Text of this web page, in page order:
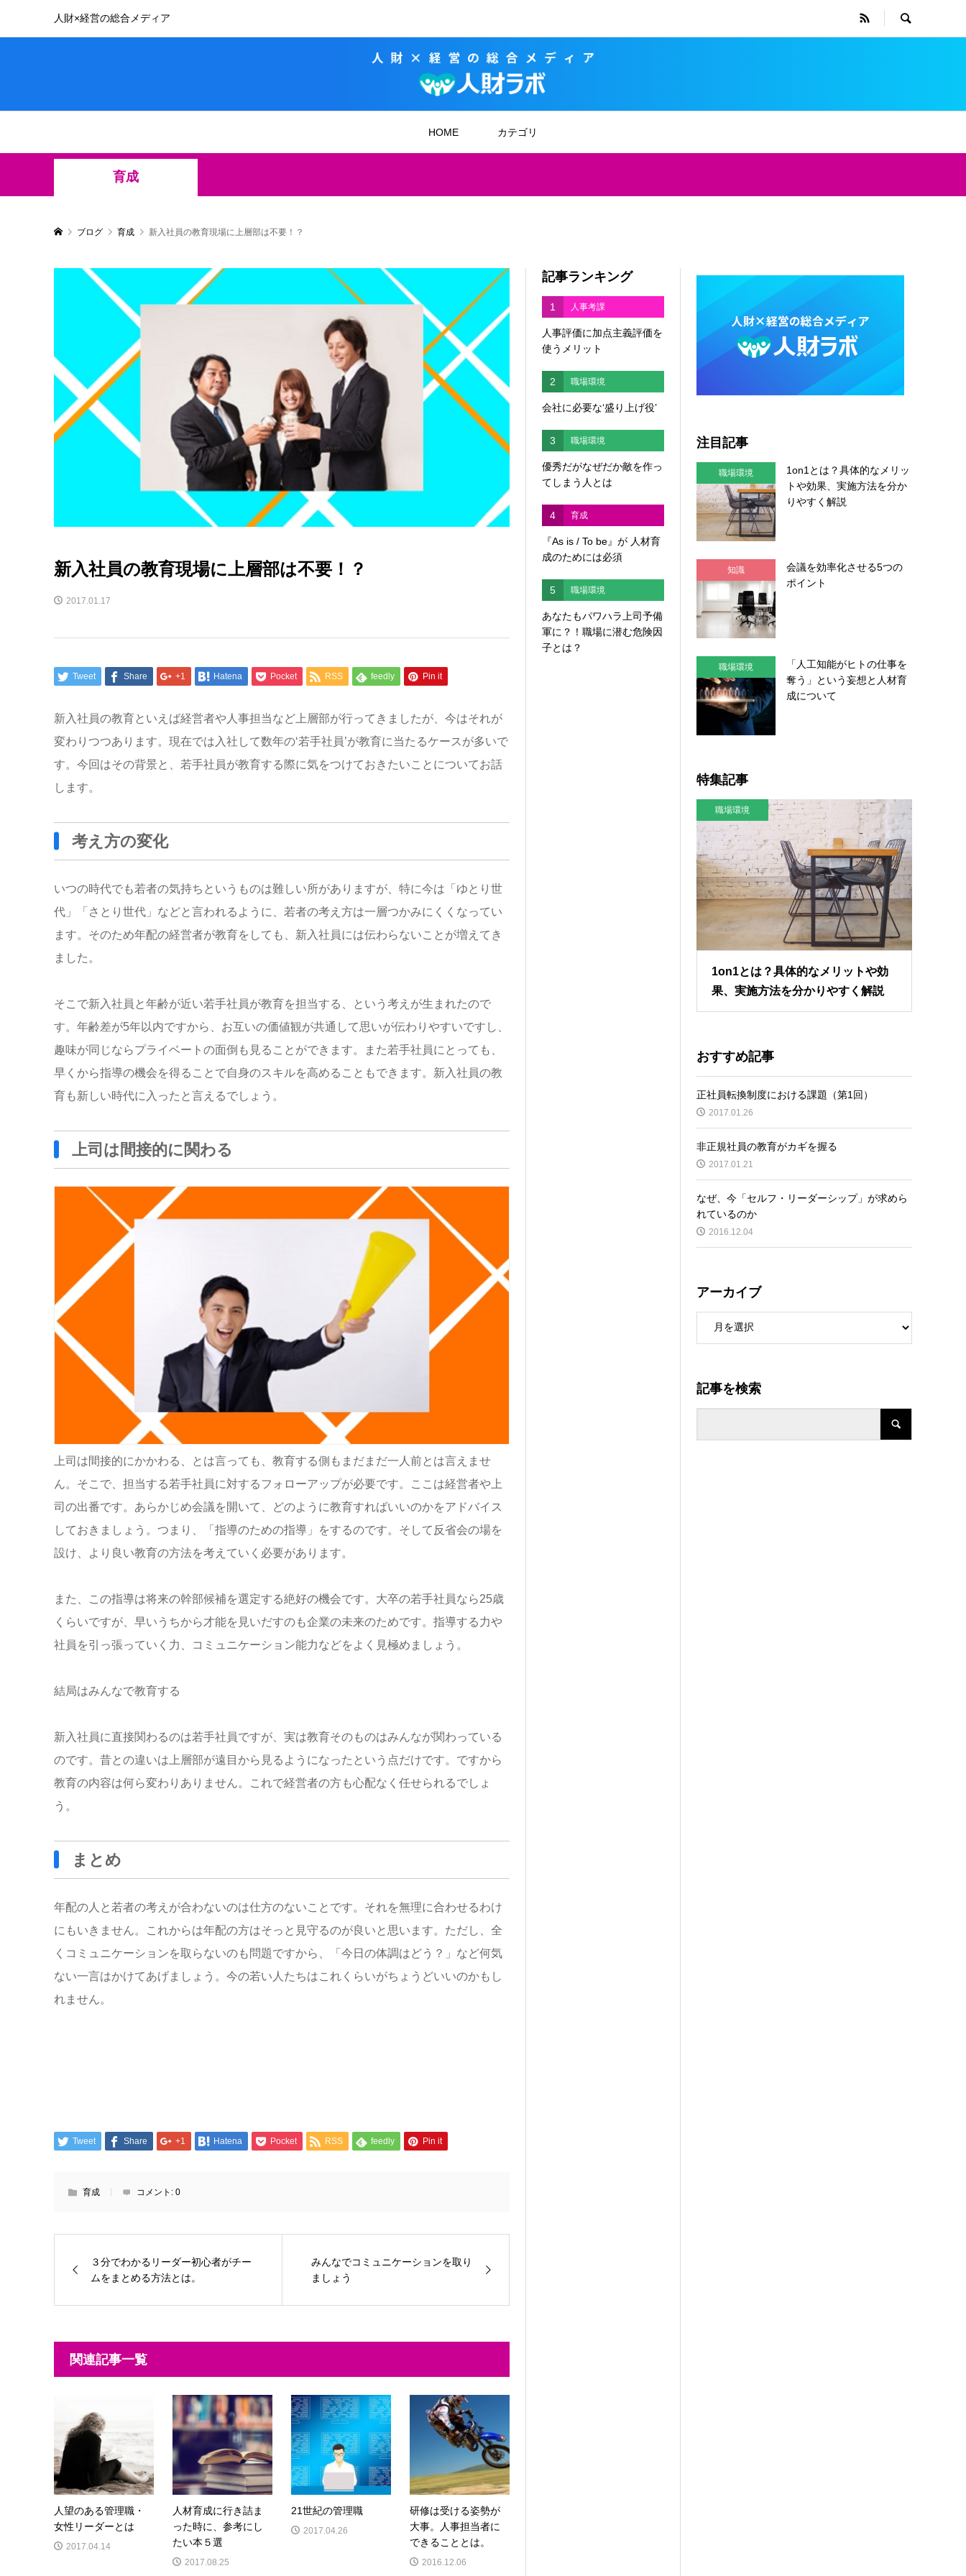
人財×経営の総合メディア
HOME カテゴリ
育成
ブログ 育成 新入社員の教育現場に上層部は不要！？
新入社員の教育現場に上層部は不要！？
2017.01.17
Tweet Share +1 Hatena Pocket RSS feedly Pin it
新入社員の教育といえば経営者や人事担当など上層部が行ってきましたが、今はそれが
変わりつつあります。現在では入社して数年の‘若手社員’が教育に当たるケースが多いで
す。今回はその背景と、若手社員が教育する際に気をつけておきたいことについてお話
します。
考え方の変化
いつの時代でも若者の気持ちというものは難しい所がありますが、特に今は「ゆとり世
代」「さとり世代」などと言われるように、若者の考え方は一層つかみにくくなってい
ます。そのため年配の経営者が教育をしても、新入社員には伝わらないことが増えてき
ました。
そこで新入社員と年齢が近い若手社員が教育を担当する、という考えが生まれたので
す。年齢差が5年以内ですから、お互いの価値観が共通して思いが伝わりやすいですし、
趣味が同じならプライベートの面倒も見ることができます。また若手社員にとっても、
早くから指導の機会を得ることで自身のスキルを高めることもできます。新入社員の教
育も新しい時代に入ったと言えるでしょう。
上司は間接的に関わる
上司は間接的にかかわる、とは言っても、教育する側もまだまだ一人前とは言えませ
ん。そこで、担当する若手社員に対するフォローアップが必要です。ここは経営者や上
司の出番です。あらかじめ会議を開いて、どのように教育すればいいのかをアドバイス
しておきましょう。つまり、「指導のための指導」をするのです。そして反省会の場を
設け、より良い教育の方法を考えていく必要があります。
また、この指導は将来の幹部候補を選定する絶好の機会です。大卒の若手社員なら25歳
くらいですが、早いうちから才能を見いだすのも企業の未来のためです。指導する力や
社員を引っ張っていく力、コミュニケーション能力などをよく見極めましょう。
結局はみんなで教育する
新入社員に直接関わるのは若手社員ですが、実は教育そのものはみんなが関わっている
のです。昔との違いは上層部が遠目から見るようになったという点だけです。ですから
教育の内容は何ら変わりありません。これで経営者の方も心配なく任せられるでしょ
う。
まとめ
年配の人と若者の考えが合わないのは仕方のないことです。それを無理に合わせるわけ
にもいきません。これからは年配の方はそっと見守るのが良いと思います。ただし、全
くコミュニケーションを取らないのも問題ですから、「今日の体調はどう？」など何気
ない一言はかけてあげましょう。今の若い人たちはこれくらいがちょうどいいのかもし
れません。
Tweet Share +1 Hatena Pocket RSS feedly Pin it
育成 コメント: 0
３分でわかるリーダー初心者がチー
ムをまとめる方法とは。
みんなでコミュニケーションを取り
ましょう
関連記事一覧
人望のある管理職・
女性リーダーとは
2017.04.14
人材育成に行き詰ま
った時に、参考にし
たい本５選
2017.08.25
21世紀の管理職
2017.04.26
研修は受ける姿勢が
大事。人事担当者に
できることとは。
2016.12.06
記事ランキング
1 人事考課
人事評価に加点主義評価を
使うメリット
2 職場環境
会社に必要な‘盛り上げ役’
3 職場環境
優秀だがなぜだか敵を作っ
てしまう人とは
4 育成
『As is / To be』が 人材育
成のためには必須
5 職場環境
あなたもパワハラ上司予備
軍に？！職場に潜む危険因
子とは？
注目記事
職場環境
1on1とは？具体的なメリッ
トや効果、実施方法を分か
りやすく解説
知識
会議を効率化させる5つの
ポイント
職場環境
「人工知能がヒトの仕事を
奪う」という妄想と人材育
成について
特集記事
職場環境
1on1とは？具体的なメリットや効
果、実施方法を分かりやすく解説
おすすめ記事
正社員転換制度における課題（第1回）
2017.01.26
非正規社員の教育がカギを握る
2017.01.21
なぜ、今「セルフ・リーダーシップ」が求めら
れているのか
2016.12.04
アーカイブ
記事を検索